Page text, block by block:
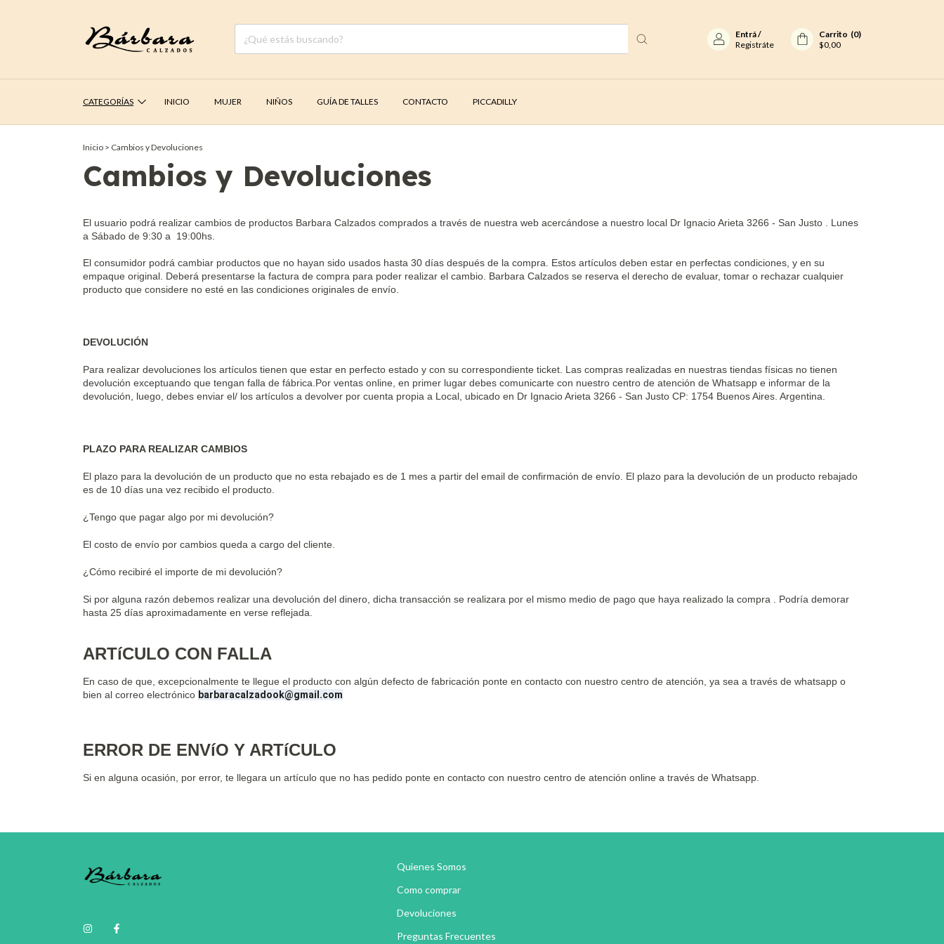
Entrá/
Registráte
Carrito (0)
$0,00
CATEGORÍAS INICIO MUJER NIÑOS GUÍA DE TALLES CONTACTO PICCADILLY
Inicio > Cambios y Devoluciones
Cambios y Devoluciones
El usuario podrá realizar cambios de productos Barbara Calzados comprados a través de nuestra web acercándose a nuestro local Dr Ignacio Arieta 3266 - San Justo . Lunes
a Sábado de 9:30 a 19:00hs.
El consumidor podrá cambiar productos que no hayan sido usados hasta 30 días después de la compra. Estos artículos deben estar en perfectas condiciones, y en su
empaque original. Deberá presentarse la factura de compra para poder realizar el cambio. Barbara Calzados se reserva el derecho de evaluar, tomar o rechazar cualquier
producto que considere no esté en las condiciones originales de envío.
DEVOLUCIÓN
Para realizar devoluciones los artículos tienen que estar en perfecto estado y con su correspondiente ticket. Las compras realizadas en nuestras tiendas físicas no tienen
devolución exceptuando que tengan falla de fábrica.Por ventas online, en primer lugar debes comunicarte con nuestro centro de atención de Whatsapp e informar de la
devolución, luego, debes enviar el/ los artículos a devolver por cuenta propia a Local, ubicado en Dr Ignacio Arieta 3266 - San Justo CP: 1754 Buenos Aires. Argentina.
PLAZO PARA REALIZAR CAMBIOS
El plazo para la devolución de un producto que no esta rebajado es de 1 mes a partir del email de confirmación de envío. El plazo para la devolución de un producto rebajado
es de 10 días una vez recibido el producto.
¿Tengo que pagar algo por mi devolución?
El costo de envío por cambios queda a cargo del cliente.
¿Cómo recibiré el importe de mi devolución?
Si por alguna razón debemos realizar una devolución del dinero, dicha transacción se realizara por el mismo medio de pago que haya realizado la compra . Podría demorar
hasta 25 días aproximadamente en verse reflejada.
ARTíCULO CON FALLA
En caso de que, excepcionalmente te llegue el producto con algún defecto de fabricación ponte en contacto con nuestro centro de atención, ya sea a través de whatsapp o
bien al correo electrónico barbaracalzadook@gmail.com
ERROR DE ENVíO Y ARTíCULO
Si en alguna ocasión, por error, te llegara un artículo que no has pedido ponte en contacto con nuestro centro de atención online a través de Whatsapp.
Quienes Somos
Como comprar
Devoluciones
Preguntas Frecuentes